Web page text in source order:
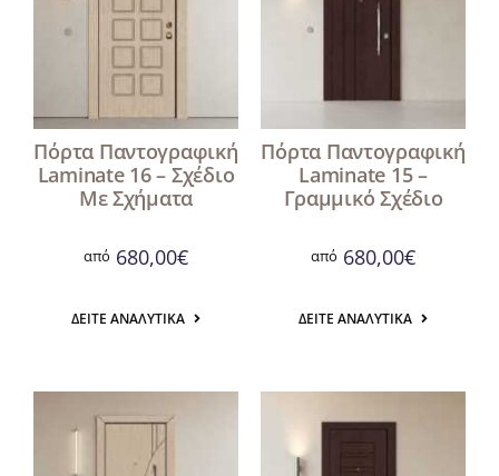
Πόρτα Παντογραφική
Laminate 16 – Σχέδιο
Με Σχήματα
από 680,00€
ΔΕΊΤΕ ΑΝΑΛΥΤΙΚΆ
Πόρτα Παντογραφική
Laminate 15 –
Γραμμικό Σχέδιο
από 680,00€
ΔΕΊΤΕ ΑΝΑΛΥΤΙΚΆ